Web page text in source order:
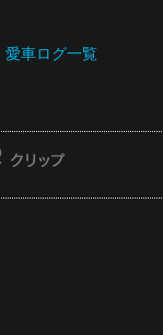
愛車ログ一覧